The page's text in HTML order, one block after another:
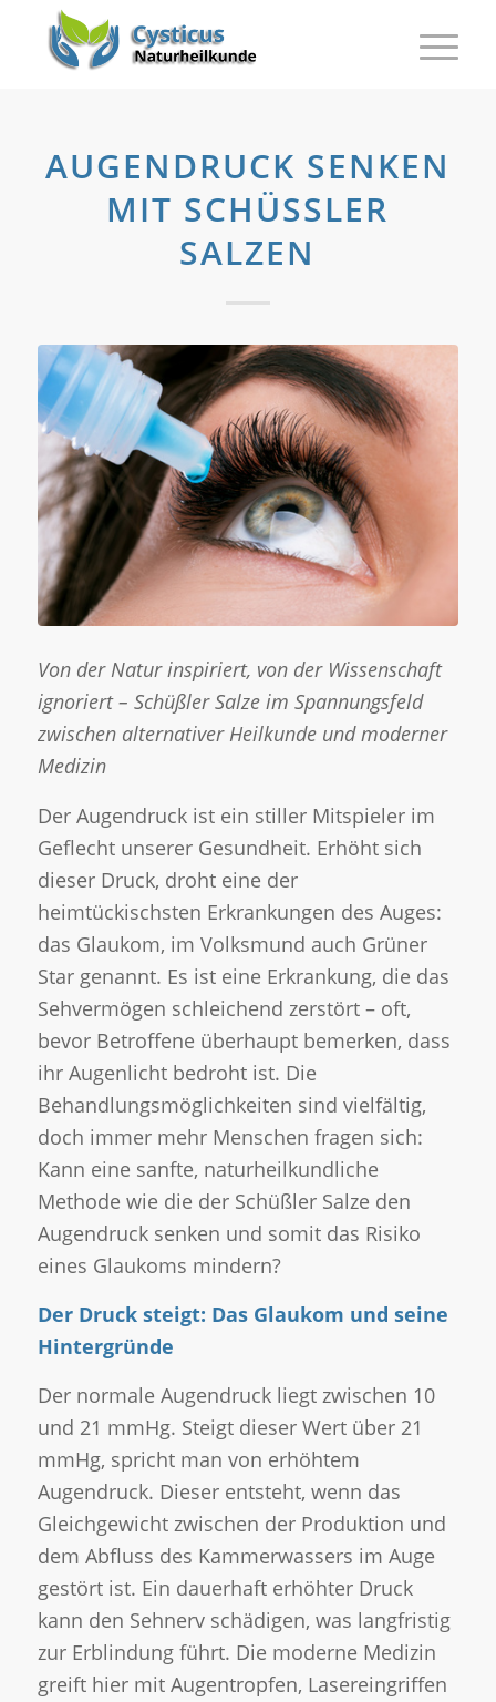
AUGENDRUCK SENKEN
MIT SCHÜSSLER S
ALZEN
Von der Natur inspiriert, von der Wissenschaft
ignoriert – Schüßler Salze im Spannungsfeld
zwischen alternativer Heilkunde und moderner
Medizin
Der Augendruck ist ein stiller Mitspieler im
Geflecht unserer Gesundheit. Erhöht sich
dieser Druck, droht eine der
heimtückischsten Erkrankungen des Auges:
das Glaukom, im Volksmund auch Grüner
Star genannt. Es ist eine Erkrankung, die das
Sehvermögen schleichend zerstört – oft,
bevor Betroffene überhaupt bemerken, dass
ihr Augenlicht bedroht ist. Die
Behandlungsmöglichkeiten sind vielfältig,
doch immer mehr Menschen fragen sich:
Kann eine sanfte, naturheilkundliche
Methode wie die der Schüßler Salze den
Augendruck senken und somit das Risiko
eines Glaukoms mindern?
Der Druck steigt: Das Glaukom und seine
Hintergründe
Der normale Augendruck liegt zwischen 10
und 21 mmHg. Steigt dieser Wert über 21
mmHg, spricht man von erhöhtem
Augendruck. Dieser entsteht, wenn das
Gleichgewicht zwischen der Produktion und
dem Abfluss des Kammerwassers im Auge
gestört ist. Ein dauerhaft erhöhter Druck
kann den Sehnerv schädigen, was langfristig
zur Erblindung führt. Die moderne Medizin
greift hier mit Augentropfen, Lasereingriffen